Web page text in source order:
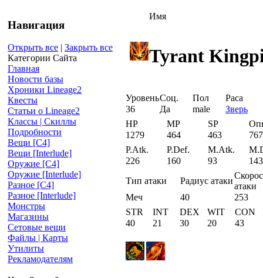
Навигация
Открыть все | Закрыть все
Категории Сайта
Главная
Новости базы
Хроники Lineage2
Квесты
Статьи о Lineage2
Классы | Скиллы
Подробности
Вещи [С4]
Вещи [Interlude]
Оружие [С4]
Оружие [Interlude]
Разное [C4]
Разное [Interlude]
Монстры
Магазины
Сетовые вещи
Файлы | Карты
Утилиты
Рекламодателям
Имя
Tyrant
УровеньСоц. Пол
Раса
36
Да male
Зверь
HP
MP SP
1279
464 463
P.Atk.
P.Def. M.Atk.
226
160 93
143
Тип атаки
Радиус атаки
атаки
Меч
40
253
STR
INT DEX WIT CON
40
21 30 20 43